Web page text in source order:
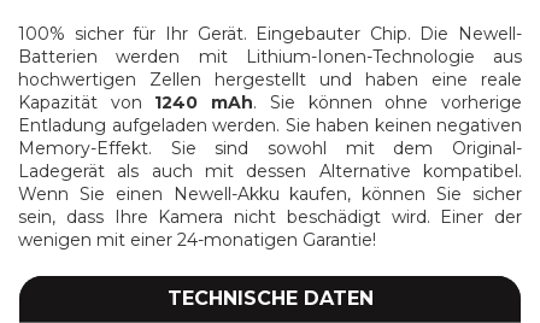
100% sicher für Ihr Gerät. Eingebauter Chip. Die Newell-
Batterien werden mit Lithium-Ionen-Technologie aus
hochwertigen Zellen hergestellt und haben eine reale
Kapazität von 1240 mAh. Sie können ohne vorherige
Entladung aufgeladen werden. Sie haben keinen negativen
Memory-Effekt. Sie sind sowohl mit dem Original-
Ladegerät als auch mit dessen Alternative kompatibel.
Wenn Sie einen Newell-Akku kaufen, können Sie sicher
sein, dass Ihre Kamera nicht beschädigt wird. Einer der
wenigen mit einer 24-monatigen Garantie!
TECHNISCHE DATEN